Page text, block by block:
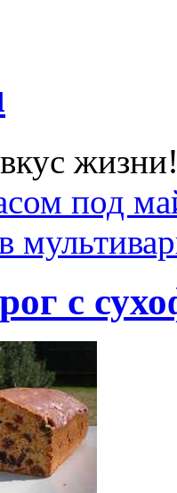
под
с